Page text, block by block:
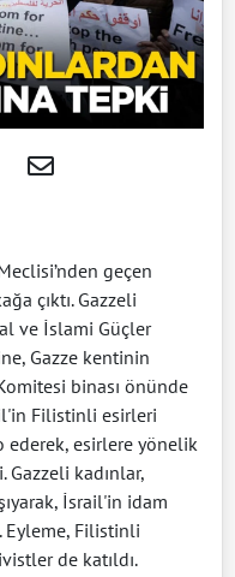
geçen
çıktı. Gazzeli
ve İslami Güçler
Gazze kentinin
binası önünde
Filistinli esirleri
ederek, esirlere yönelik
kadınlar,
İsrail'in idam
Eyleme, Filistinli
de katıldı.